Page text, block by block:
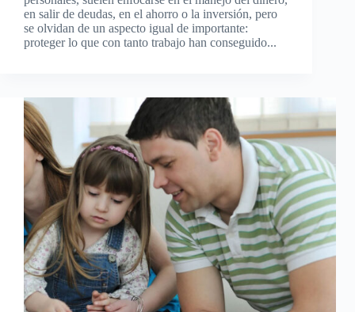
en salir de deudas, en el ahorro o la inversión, pero
se olvidan de un aspecto igual de importante:
proteger lo que con tanto trabajo han conseguido...